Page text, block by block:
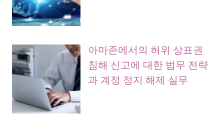
아마존에서의 허위 상표권
침해 신고에 대한 법무 전략
과 계정 정지 해제 실무